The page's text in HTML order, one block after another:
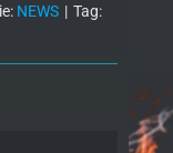
NEWS | Tag: